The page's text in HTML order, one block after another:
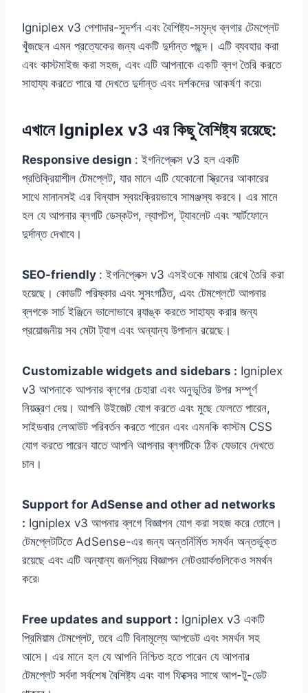
Igniplex v3 পেশাদার-সুদর্শন এবং বৈশিষ্ট্য-সমৃদ্ধ ব্লগার টেমপ্লেট
খুঁজছেন এমন প্রত্যেকের জন্য একটি দুর্দান্ত পছন্দ। এটি ব্যবহার করা
এবং কাস্টমাইজ করা সহজ, এবং এটি আপনাকে একটি ব্লগ তৈরি করতে
সাহায্য করতে পারে যা দেখতে দুর্দান্ত এবং দর্শকদের আকর্ষণ করে৷
এখানে Igniplex v3 এর কিছু বৈশিষ্ট্য রয়েছে:
Responsive design : ইগনিপ্লেক্স v3 হল একটি
প্রতিক্রিয়াশীল টেমপ্লেট, যার মানে এটি যেকোনো স্ক্রিনের আকারের
সাথে মানানসই এর বিন্যাস স্বয়ংক্রিয়ভাবে সামঞ্জস্য করবে। এর মানে
হল যে আপনার ব্লগটি ডেস্কটপ, ল্যাপটপ, ট্যাবলেট এবং স্মার্টফোনে
দুর্দান্ত দেখাবে।
SEO-friendly : ইগনিপ্লেক্স v3 এসইওকে মাথায় রেখে তৈরি করা
হয়েছে। কোডটি পরিষ্কার এবং সুসংগঠিত, এবং টেমপ্লেটে আপনার
ব্লগকে সার্চ ইঞ্জিনে ভালোভাবে র‌্যাঙ্ক করতে সাহায্য করার জন্য
প্রয়োজনীয় সব মেটা ট্যাগ এবং অন্যান্য উপাদান রয়েছে।
Customizable widgets and sidebars : Igniplex
v3 আপনাকে আপনার ব্লগের চেহারা এবং অনুভূতির উপর সম্পূর্ণ
নিয়ন্ত্রণ দেয়। আপনি উইজেট যোগ করতে এবং মুছে ফেলতে পারেন,
সাইডবার লেআউট পরিবর্তন করতে পারেন এবং এমনকি কাস্টম CSS
যোগ করতে পারেন যাতে আপনি আপনার ব্লগটিকে ঠিক যেভাবে দেখতে
চান।
Support for AdSense and other ad networks
: Igniplex v3 আপনার ব্লগে বিজ্ঞাপন যোগ করা সহজ করে তোলে।
টেমপ্লেটটিতে AdSense-এর জন্য অন্তর্নির্মিত সমর্থন অন্তর্ভুক্ত
রয়েছে এবং এটি অন্যান্য জনপ্রিয় বিজ্ঞাপন নেটওয়ার্কগুলিকেও সমর্থন
করে৷
Free updates and support : Igniplex v3 একটি
প্রিমিয়াম টেমপ্লেট, তবে এটি বিনামূল্যে আপডেট এবং সমর্থন সহ
আসে। এর মানে হল যে আপনি নিশ্চিত হতে পারেন যে আপনার
টেমপ্লেট সর্বদা সর্বশেষ বৈশিষ্ট্য এবং বাগ ফিক্সের সাথে আপ-টু-ডেট